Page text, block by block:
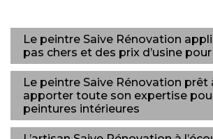
Le peintre Saive Rénovation
pas chers et des prix d’usine
Le peintre Saive Rénovation prêt
apporter toute son expertise
peintures intérieures